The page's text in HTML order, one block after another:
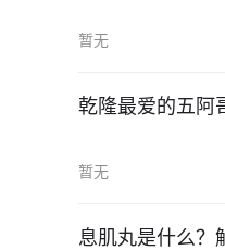
暂无
乾隆最爱的五阿
暂无
息肌丸是什么？